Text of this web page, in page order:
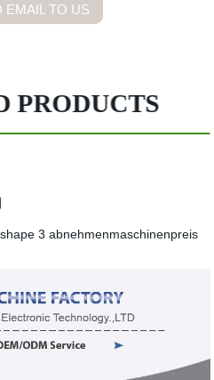
EMAIL TO US
PRODUCTS
3 abnehmenmaschinenpreis